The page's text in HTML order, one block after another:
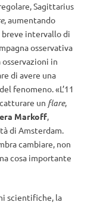
Sagittarius
, aumentando
intervallo di
osservativa
in
di avere una
fenomeno. «L’11
un flare,
Markoff,
di Amsterdam.
cambiare, non
cosa importante
scientifiche, la